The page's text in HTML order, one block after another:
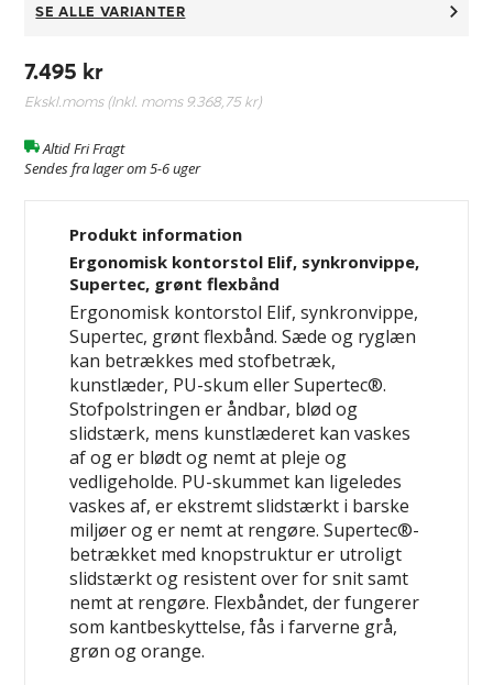
SE ALLE VARIANTER
7.495 kr
Ekskl.moms (Inkl. moms9.368,75 kr)
Altid Fri Fragt
Sendes fra lager om 5-6 uger
Produkt information
Ergonomisk kontorstol Elif, synkronvippe,
Supertec, grønt flexbånd
Ergonomisk kontorstol Elif, synkronvippe,
Supertec, grønt flexbånd. Sæde og ryglæn
kan betrækkes med stofbetræk,
kunstlæder, PU-skum eller Supertec®.
Stofpolstringen er åndbar, blød og
slidstærk, mens kunstlæderet kan vaskes
af og er blødt og nemt at pleje og
vedligeholde. PU-skummet kan ligeledes
vaskes af, er ekstremt slidstærkt i barske
miljøer og er nemt at rengøre. Supertec®-
betrækket med knopstruktur er utroligt
slidstærkt og resistent over for snit samt
nemt at rengøre. Flexbåndet, der fungerer
som kantbeskyttelse, fås i farverne grå,
grøn og orange.